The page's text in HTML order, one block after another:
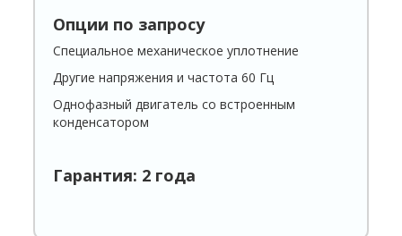
Опции по запросу
Специальное механическое уплотнение
Другие напряжения и частота 60 Гц
Однофазный двигатель со встроенным
конденсатором
Гарантия: 2 года